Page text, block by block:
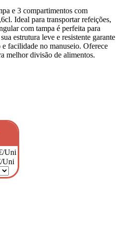
e 3 compartimentos com
Ideal para transportar refeições,
com tampa é perfeita para
estrutura leve e resistente garante
facilidade no manuseio. Oferece
melhor divisão de alimentos.
Uni
Uni